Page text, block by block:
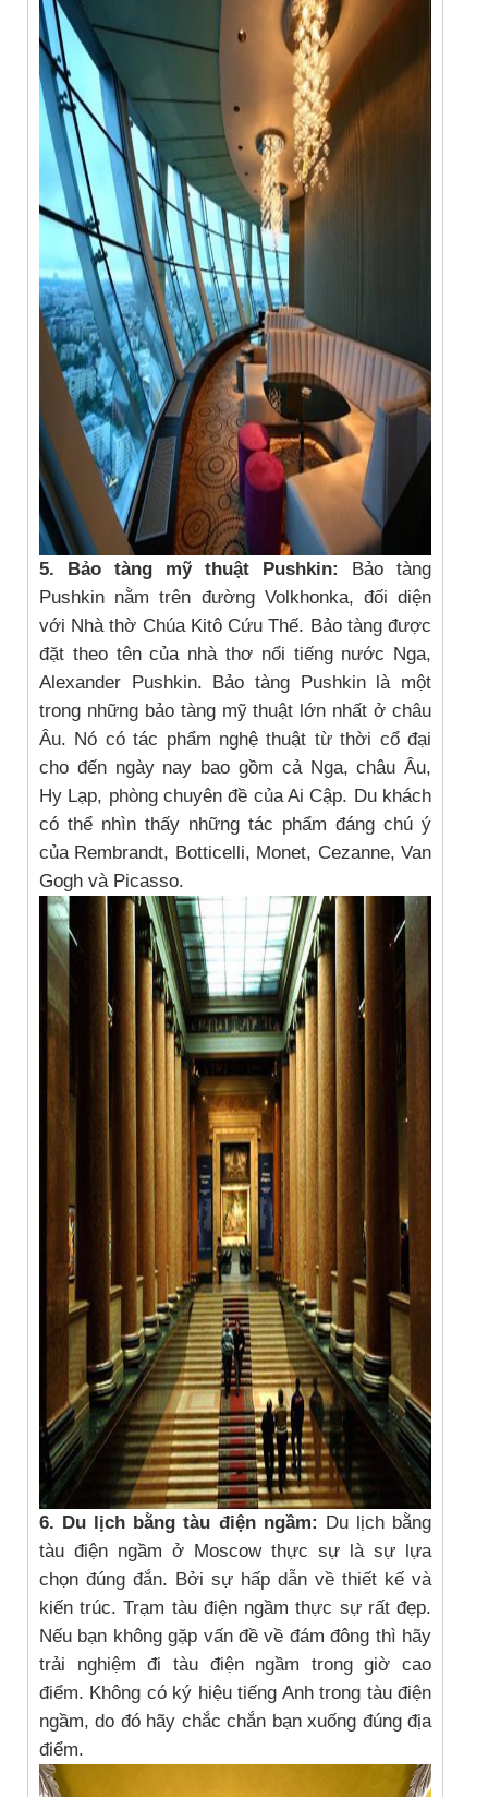
5. Bảo tàng mỹ thuật Pushkin:
Bảo tàng
Pushkin nằm trên đường Volkhonka, đối diện
với Nhà thờ Chúa Kitô Cứu Thế. Bảo tàng được
đặt theo tên của nhà thơ nổi tiếng nước Nga,
Alexander Pushkin. Bảo tàng Pushkin là một
trong những bảo tàng mỹ thuật lớn nhất ở châu
Âu. Nó có tác phẩm nghệ thuật từ thời cổ đại
cho đến ngày nay bao gồm cả Nga, châu Âu,
Hy Lạp, phòng chuyên đề của Ai Cập. Du khách
có thể nhìn thấy những tác phẩm đáng chú ý
của Rembrandt, Botticelli, Monet, Cezanne, Van
Gogh và Picasso.
6. Du lịch bằng tàu điện ngầm:
Du lịch bằng
tàu điện ngầm ở Moscow thực sự là sự lựa
chọn đúng đắn. Bởi sự hấp dẫn về thiết kế và
kiến trúc. Trạm tàu điện ngầm thực sự rất đẹp.
Nếu bạn không gặp vấn đề về đám đông thì hãy
trải nghiệm đi tàu điện ngầm trong giờ cao
điểm. Không có ký hiệu tiếng Anh trong tàu điện
ngầm, do đó hãy chắc chắn bạn xuống đúng địa
điểm.